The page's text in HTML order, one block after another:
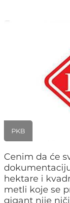
PKB
Cenim da će
hektare i
metli koje se
gigant nije